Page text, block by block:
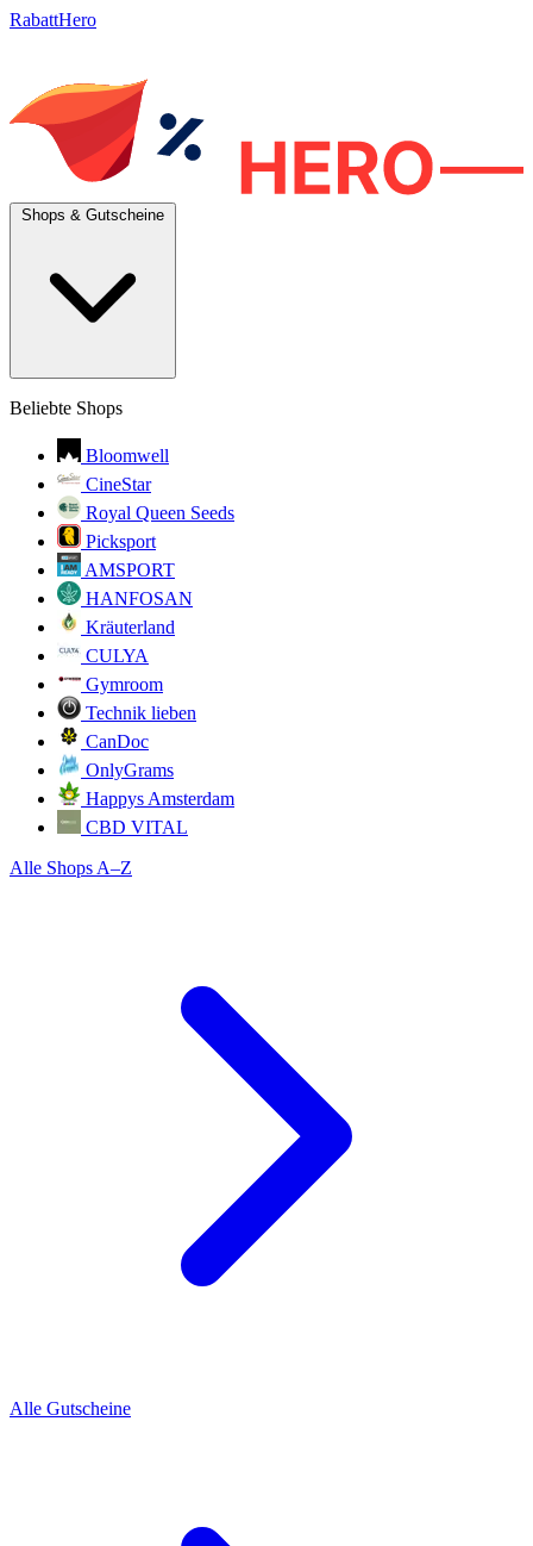
RabattHero
Beliebte Shops
Bloomwell
CineStar
Royal Queen Seeds
Picksport
AMSPORT
HANFOSAN
Kräuterland
CULYA
Gymroom
Technik lieben
CanDoc
OnlyGrams
Happys Amsterdam
CBD VITAL
Alle Shops A–Z
Alle Gutscheine